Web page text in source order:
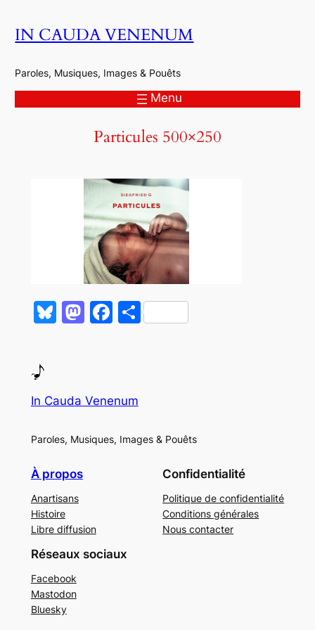
auIN CAUDA VENENUM
Paroles, Musiques, Images & Pouêts
Menu
Particules 500×250
Bluesky
Mastodon
Facebook
Partager
In Cauda Venenum
Paroles, Musiques, Images & Pouêts
À propos
Anartisans
Histoire
Libre diffusion
Confidentialité
Politique de confidentialité
Conditions générales
Nous contacter
Réseaux sociaux
Facebook
Mastodon
Bluesky